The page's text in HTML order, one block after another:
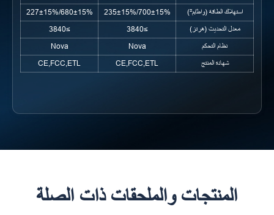
استهلاك الطاقة (واط/م²)
700±15%/235±15%
680±15%/227±15%
معدل التحديث (هرتز)
≥3840
≥3840
نظام التحكم
Nova
Nova
شهادة المنتج
CE,FCC,ETL
CE,FCC,ETL
المنتجات والملحقات ذات الصلة